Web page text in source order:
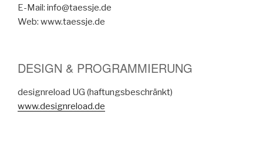
E-Mail: info@taessje.de
Web: www.taessje.de
DESIGN & PROGRAMMIERUNG
designreload UG (haftungsbeschränkt)
www.designreload.de